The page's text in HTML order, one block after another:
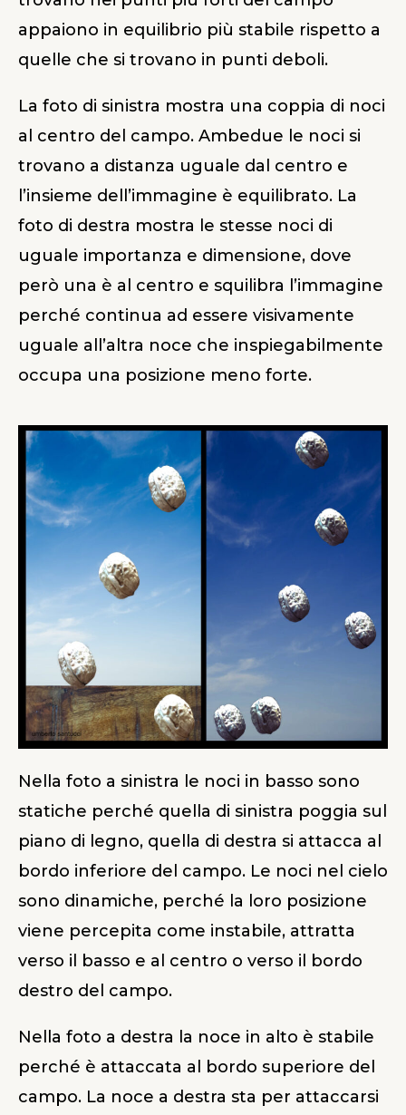
appaiono in equilibrio più stabile rispetto a
quelle che si trovano in punti deboli.
La foto di sinistra mostra una coppia di noci
al centro del campo. Ambedue le noci si
trovano a distanza uguale dal centro e
l’insieme dell’immagine è equilibrato. La
foto di destra mostra le stesse noci di
uguale importanza e dimensione, dove
però una è al centro e squilibra l’immagine
perché continua ad essere visivamente
uguale all’altra noce che inspiegabilmente
occupa una posizione meno forte.
Nella foto a sinistra le noci in basso sono
statiche perché quella di sinistra poggia sul
piano di legno, quella di destra si attacca al
bordo inferiore del campo. Le noci nel cielo
sono dinamiche, perché la loro posizione
viene percepita come instabile, attratta
verso il basso e al centro o verso il bordo
destro del campo.
Nella foto a destra la noce in alto è stabile
perché è attaccata al bordo superiore del
campo. La noce a destra sta per attaccarsi